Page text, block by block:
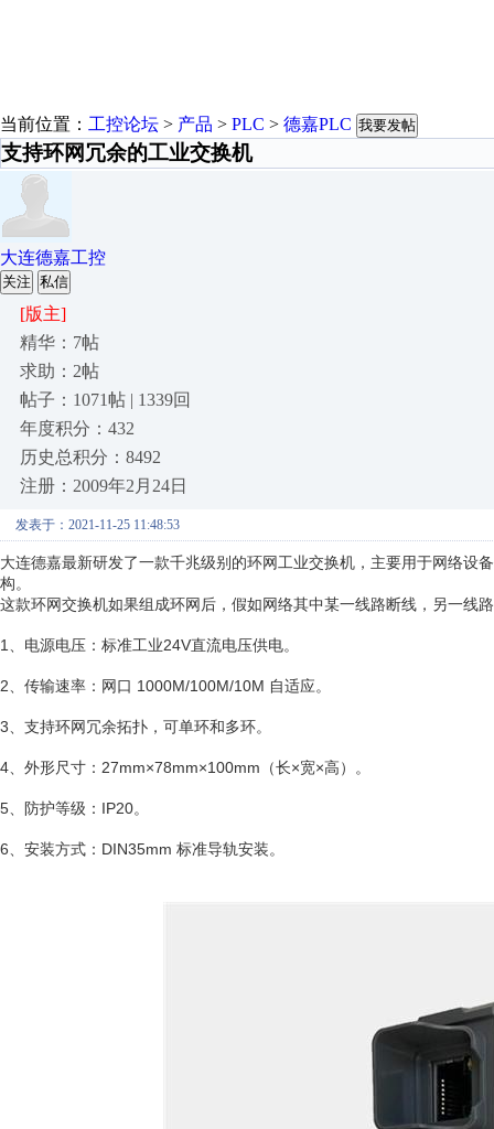
当前位置： 工控论坛 > 产品 > PLC > 德嘉PLC 我要发帖
支持环网冗余的工业交换机
大连德嘉工控
关注 私信
[版主]
精华：7帖
求助：2帖
帖子：1071帖 | 1339回
年度积分：432
历史总积分：8492
注册：2009年2月24日
发表于：2021-11-25 11:48:53
大连德嘉最新研发了一款千兆级别的环网工业交换机，主要用于网络设
构。
这款环网交换机如果组成环网后，假如网络其中某一线路断线，另一线
1、电源电压：标准工业24V直流电压供电。
2、传输速率：网口 1000M/100M/10M 自适应。
3、支持环网冗余拓扑，可单环和多环。
4、外形尺寸：27mm×78mm×100mm（长×宽×高）。
5、防护等级：IP20。
6、安装方式：DIN35mm 标准导轨安装。